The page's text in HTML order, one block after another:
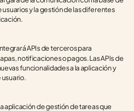
y la gestión de las diferentes
APIs de terceros para
notificaciones o pagos. Las APIs de
funcionalidades a la aplicación y
usuario.
aplicación de gestión de tareas que